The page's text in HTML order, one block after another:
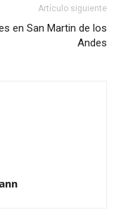
Artículo siguiente
en San Martin de los
Andes